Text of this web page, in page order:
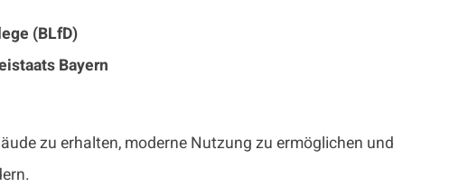
(BLfD)
Bayern
zu erhalten, moderne Nutzung zu ermöglichen und